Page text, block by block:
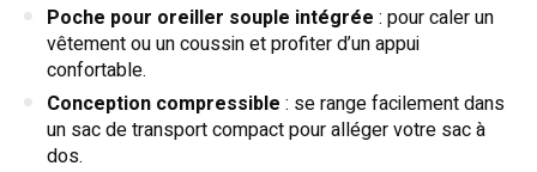
Poche pour oreiller souple intégrée : pour caler un
vêtement ou un coussin et profiter d’un appui
confortable.
Conception compressible : se range facilement dans
un sac de transport compact pour alléger votre sac à
dos.